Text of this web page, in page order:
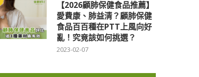
【2026顧肺保健食品推薦】
愛費康、肺益清？顧肺保健
食品百百種在PTT上風向好
亂！究竟該如何挑選？
2023-02-07